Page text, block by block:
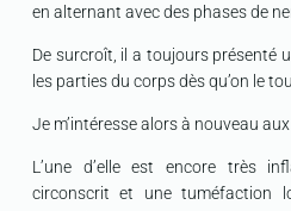
en alternant avec des phases de
De surcroît, il a toujours présenté
les parties du corps dès qu’on le
Je m’intéresse alors à nouveau
L’une d’elle est encore très
circonscrit et une tuméfaction